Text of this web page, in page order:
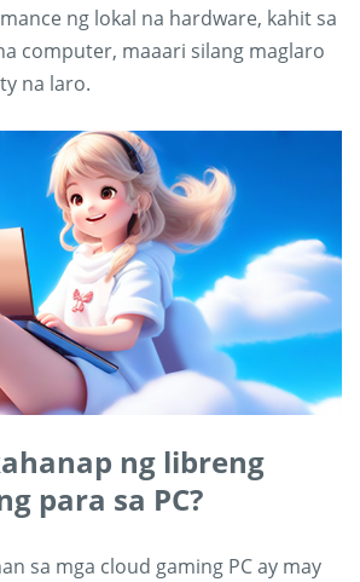
ng lokal na hardware, kahit sa
computer, maaari silang maglaro
na laro.
ng libreng
para sa PC?
sa mga cloud gaming PC ay may